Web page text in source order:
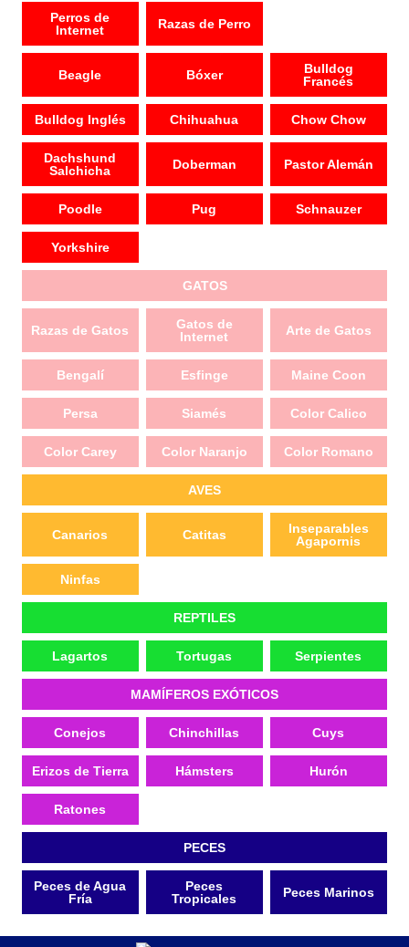
Perros de
Internet
Razas de Perro
Beagle Bóxer
Bulldog
Francés
Bulldog Inglés Chihuahua Chow Chow
Dachshund
Salchicha
Doberman Pastor Alemán
Poodle Pug Schnauzer
Yorkshire
GATOS
Razas de Gatos
Gatos de
Internet
Arte de Gatos
Bengalí Esfinge Maine Coon
Persa Siamés Color Calico
Color Carey Color Naranjo Color Romano
AVES
Canarios Catitas
Inseparables
Agapornis
Ninfas
REPTILES
Lagartos Tortugas Serpientes
MAMÍFEROS EXÓTICOS
Conejos Chinchillas Cuys
Erizos de Tierra Hámsters Hurón
Ratones
PECES
Peces de Agua
Fría
Peces
Tropicales
Peces Marinos